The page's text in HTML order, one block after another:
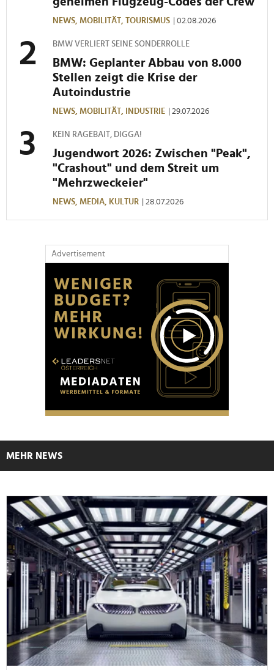
zu können und die Zugriffe auf unsere Website zu
analysieren. Außerdem geben wir Informationen zu Ihrer
Verwendung unserer Website an unsere Partner für
soziale Medien, Werbung und Analysen weiter. Unsere
Partner führen diese Informationen möglicherweise mit
weiteren Daten zusammen, die Sie ihnen bereitgestellt
gesammelt haben.
NEWS, MOBILITÄT, TOURISMUS | 02.08.2026
BMW VERLIERT SEINE SONDERROLLE
BMW: Geplanter Abbau von 8.000
Stellen zeigt die Krise der
Autoindustrie
NEWS, MOBILITÄT, INDUSTRIE | 29.07.2026
KEIN RAGEBAIT, DIGGA!
Jugendwort 2026: Zwischen "Peak",
"Crashout" und dem Streit um
"Mehrzweckeier"
NEWS, MEDIA, KULTUR | 28.07.2026
Advertisement
MEHR NEWS